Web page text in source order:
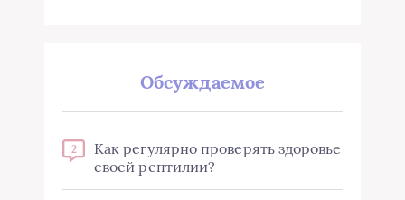
Обсуждаемое
2
Как регулярно проверять здоровье
своей рептилии?